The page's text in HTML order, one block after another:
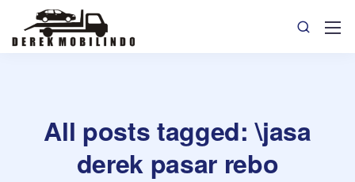
All posts tagged: \jasa
derek pasar rebo